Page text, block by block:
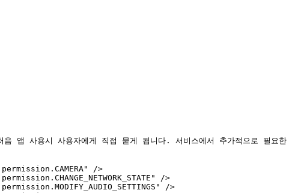
앱 사용시 사용자에게 직접 묻게 됩니다. 서비스에서 추가적으로 필요
/>
/>
/>